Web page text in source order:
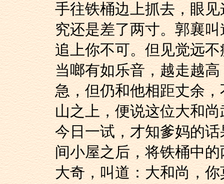
手往铁桶边上抓去，眼
究还是差了两寸。郭襄
追上你不可。但见觉远
当啷有如乐音，越走越
急，但仍和他相距丈余
山之上，便说这位大和
今日一试，才知爹妈的
间小屋之后，将铁桶中
大奇，叫道：大和尚，